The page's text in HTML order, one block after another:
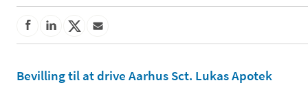
Bevilling til at drive Aarhus Sct. Lukas Apotek